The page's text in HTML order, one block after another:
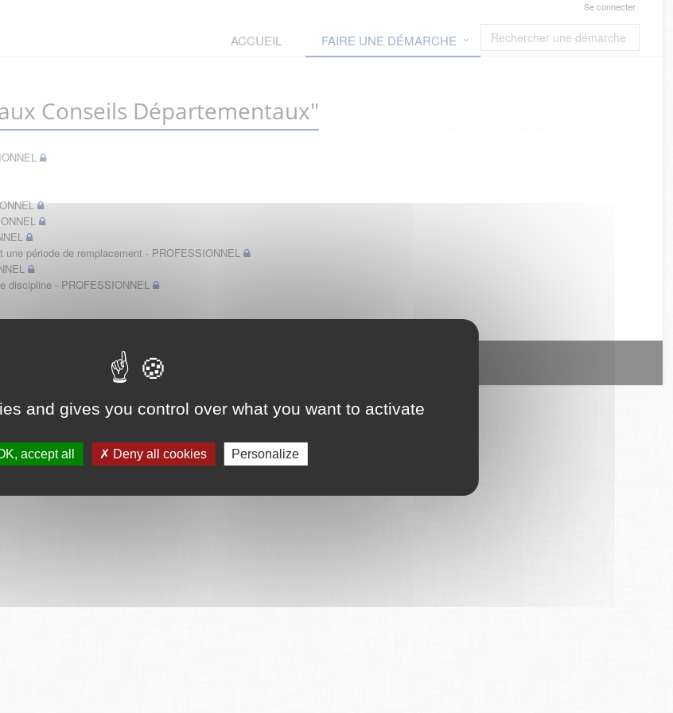
and gives you control over what you want to activate
accept all Deny all cookies Personalize
Se connecter
ACCUEIL FAIRE UNE DÉMARCHE
Conseils Départementaux"
période de remplacement - PROFESSIONNEL
discipline - PROFESSIONNEL
CGU Plan du site